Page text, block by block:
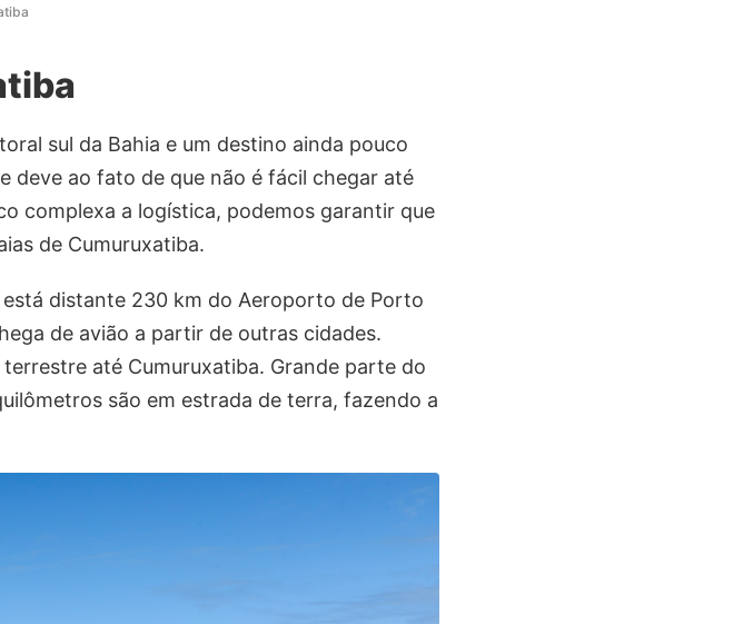
sul da Bahia e um destino ainda pouco
deve ao fato de que não é fácil chegar até
complexa a logística, podemos garantir que
de Cumuruxatiba.
distante 230 km do Aeroporto de Porto
de avião a partir de outras cidades.
até Cumuruxatiba. Grande parte do
são em estrada de terra, fazendo a